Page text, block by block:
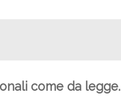
come da legge.